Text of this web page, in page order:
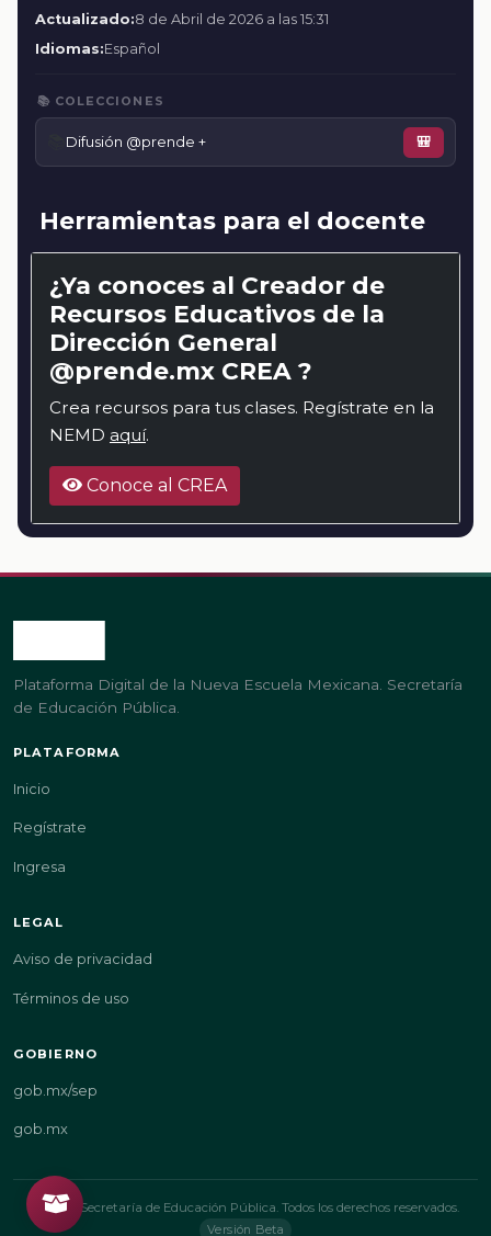
Actualizado:8 de Abril de 2026 a las 15:31
Idiomas:Español
📚 COLECCIONES
Difusión @prende + 🎒
Herramientas para el docente
¿Ya conoces al Creador de
Recursos Educativos de la
Dirección General
@prende.mx CREA ?
Crea recursos para tus clases. Regístrate en la
NEMD aquí.
Conoce al CREA
Plataforma Digital de la Nueva Escuela Mexicana. Secretaría
de Educación Pública.
PLATAFORMA
Inicio
Regístrate
Ingresa
LEGAL
Aviso de privacidad
Términos de uso
GOBIERNO
gob.mx/sep
gob.mx
© 2026 Secretaría de Educación Pública. Todos los derechos reservados.
Versión Beta